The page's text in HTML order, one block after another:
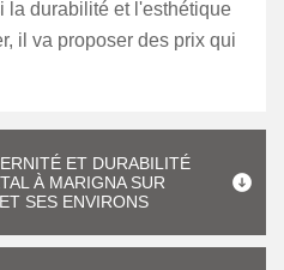
la durabilité et l'esthétique
il va proposer des prix qui
ET DURABILITÉ
À MARIGNA SUR
SES ENVIRONS